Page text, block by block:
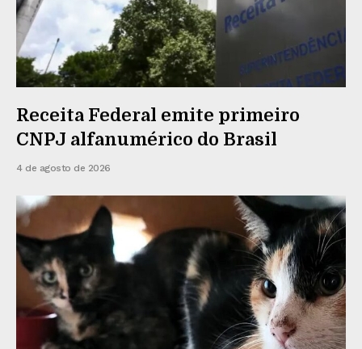
Receita Federal emite primeiro
CNPJ alfanumérico do Brasil
4 de agosto de 2026